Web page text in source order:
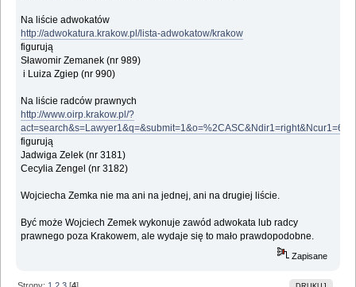
Na liście adwokatów
http://adwokatura.krakow.pl/lista-adwokatow/krakow
figurują
Sławomir Zemanek (nr 989)
i Luiza Zgiep (nr 990)
Na liście radców prawnych
http://www.oirp.krakow.pl/?
figurują
Jadwiga Zelek (nr 3181)
Cecylia Zengel (nr 3182)
Wojciecha Zemka nie ma ani na jednej, ani na drugiej liście.
Być może Wojciech Zemek wykonuje zawód adwokata lub radcy
prawnego poza Krakowem, ale wydaje się to mało prawdopodobne.
Zapisane
Strony: 1 2 3 [4]